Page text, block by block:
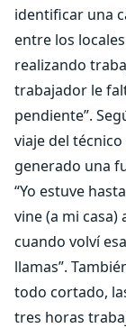
identificar una
entre los
realizando
trabajador le
pendiente”.
viaje del
generado una
“Yo estuve
vine (a mi
cuando volví
llamas”.
todo cortado,
tres horas